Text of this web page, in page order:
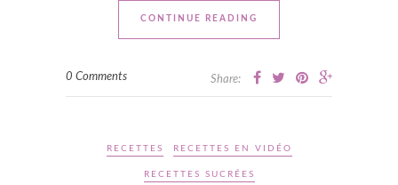
CONTINUE READING
0 Comments Share:
RECETTES RECETTES EN VIDÉO
RECETTES SUCRÉES